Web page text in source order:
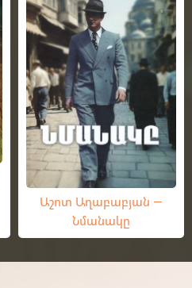
Աշոտ Աղաբաբյան —
Նմանակը